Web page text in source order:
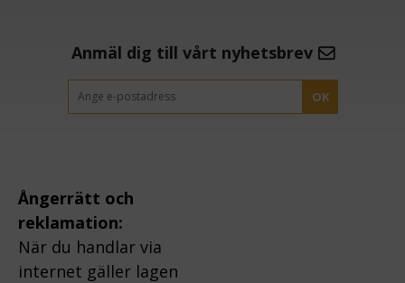
Anmäl dig till vårt nyhetsbrev
OK
Ångerrätt och
reklamation:
När du handlar via
internet gäller lagen